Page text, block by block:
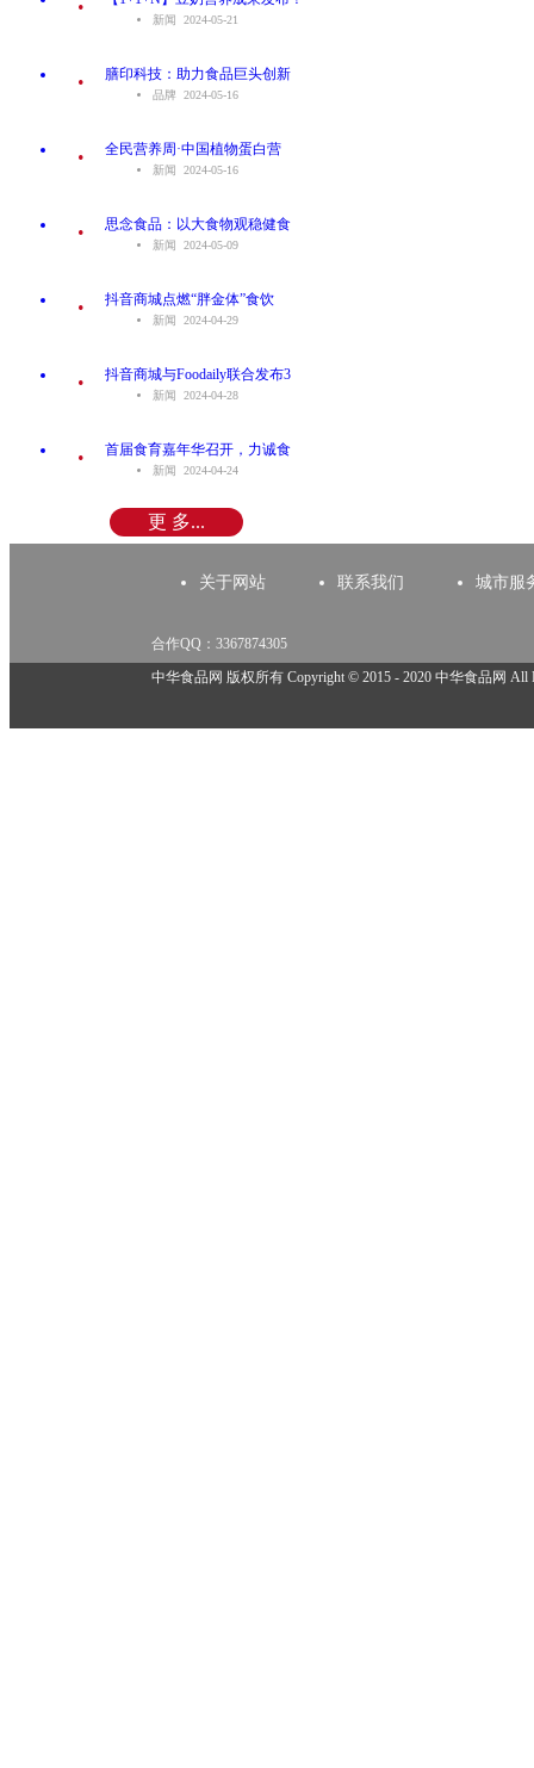
新闻 2024-05-21
. 膳印科技：助力食品巨头创新
品牌 2024-05-16
. 全民营养周·中国植物蛋白营
新闻 2024-05-16
. 思念食品：以大食物观稳健食
新闻 2024-05-09
. 抖音商城点燃“胖金体”食饮
新闻 2024-04-29
. 抖音商城与Foodaily联合发布3
新闻 2024-04-28
. 首届食育嘉年华召开，力诚食
新闻 2024-04-24
更 多...
关于网站 联系我们 城市服
合作QQ：3367874305
举报邮箱：918825737@qq.com
中华食品网 版权所有 Copyright © 2015 - 2020 中华食品网 All